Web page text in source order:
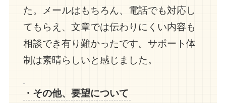
た。メールはもちろん、電話でも対応し
てもらえ、文章では伝わりにくい内容も
相談でき有り難かったです。サポート体
制は素晴らしいと感じました。
・その他、要望について